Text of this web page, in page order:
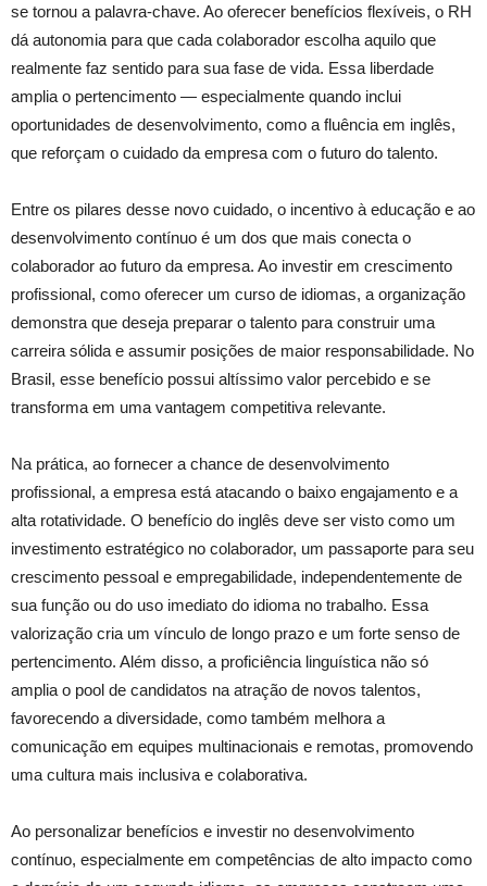
se tornou a palavra-chave. Ao oferecer benefícios flexíveis, o RH
dá autonomia para que cada colaborador escolha aquilo que
realmente faz sentido para sua fase de vida. Essa liberdade
amplia o pertencimento — especialmente quando inclui
oportunidades de desenvolvimento, como a fluência em inglês,
que reforçam o cuidado da empresa com o futuro do talento.
Entre os pilares desse novo cuidado, o incentivo à educação e ao
desenvolvimento contínuo é um dos que mais conecta o
colaborador ao futuro da empresa. Ao investir em crescimento
profissional, como oferecer um curso de idiomas, a organização
demonstra que deseja preparar o talento para construir uma
carreira sólida e assumir posições de maior responsabilidade. No
Brasil, esse benefício possui altíssimo valor percebido e se
transforma em uma vantagem competitiva relevante.
Na prática, ao fornecer a chance de desenvolvimento
profissional, a empresa está atacando o baixo engajamento e a
alta rotatividade. O benefício do inglês deve ser visto como um
investimento estratégico no colaborador, um passaporte para seu
crescimento pessoal e empregabilidade, independentemente de
sua função ou do uso imediato do idioma no trabalho. Essa
valorização cria um vínculo de longo prazo e um forte senso de
pertencimento. Além disso, a proficiência linguística não só
amplia o pool de candidatos na atração de novos talentos,
favorecendo a diversidade, como também melhora a
comunicação em equipes multinacionais e remotas, promovendo
uma cultura mais inclusiva e colaborativa.
Ao personalizar benefícios e investir no desenvolvimento
contínuo, especialmente em competências de alto impacto como